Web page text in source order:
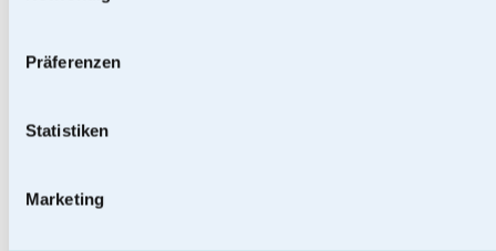
Präferenzen
Statistiken
Marketing
Baumstammurnen